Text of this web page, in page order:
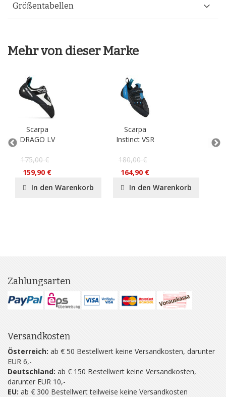
Größentabellen
Mehr von dieser Marke
Scarpa
DRAGO LV
175,00 €
159,90 €
In den Warenkorb
Scarpa
Instinct VSR
180,00 €
164,90 €
In den Warenkorb
Zahlungsarten
Versandkosten
Österreich: ab € 50 Bestellwert keine Versandkosten, darunter
EUR 6,-
Deutschland: ab € 150 Bestellwert keine Versandkosten,
darunter EUR 10,-
EU: ab € 300 Bestellwert teilweise keine Versandkosten